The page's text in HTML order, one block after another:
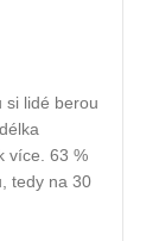
si lidé berou
více. 63 %
tedy na 30